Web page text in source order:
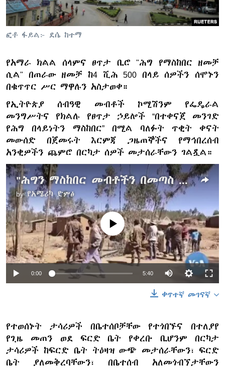
ቋንቋዎች
ፎቶ ፋይል፦ ደሴ ከተማ
የአማራ ክልል ሰላምና ፀጥታ ቢሮ "ሕግ የማስከበር ዘመቻ
ሲል" በጠራው ዘመቻ ከ4 ሺሕ 500 በላይ ሰዎችን ሰሞኑን
በቁጥጥር ሥር ማዋሉን አስታወቀ።
የኢትዮጵያ ሰብዓዊ መብቶች ኮሚሽንም የፌዴራል
መንግሥትና የክልሉ የፀጥታ ኃይሎች “በተቀናጀ መንገድ
የሕግ በላይነትን ማስከበር” በሚል ባለፉት ጥቂት ቀናት
መውሰድ በጀመሩት እርምጃ ጋዜጠኞችና የማኅበረሰብ
አንቂዎችን ጨምሮ በርካታ ሰዎች መታሰራቸውን ገልጿል።
"ሕግን ማስከበር መብቶችን በመጣስ መሆን የለበትም” - ኢሰመኮ
byየአሜሪካ ድምፅ
No media source currently available
0:00 5:40
ቀጥተኛ መገናኛ
የተወሰኑት ታሳሪዎች በቤተሰቦቻቸው የተጎበኙና በተለያየ
የጊዜ መጠን ወደ ፍርድ ቤት የቀረቡ ቢሆንም በርካታ
ታሳሪዎች ከፍርድ ቤት ትዕዛዝ ውጭ መታሰራቸውን፣ ፍርድ
ቤት ያለመቅረባቸውን፣ በቤተሰብ አለመጎብኘታቸውን